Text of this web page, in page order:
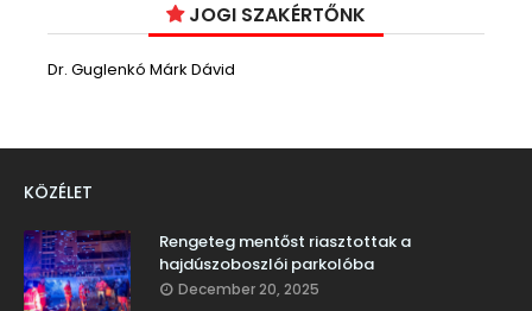
JOGI SZAKÉRTŐNK
Dr. Guglenkó Márk Dávid
KÖZÉLET
Rengeteg mentőst riasztottak a
hajdúszoboszlói parkolóba
December 20, 2025